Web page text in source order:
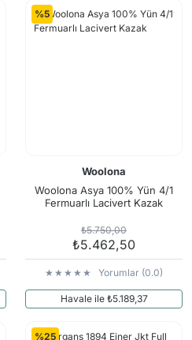
%5
Woolona
Woolona Asya 100% Yün 4/1
Fermuarlı Lacivert Kazak
₺5.750,00
₺5.462,50
Yorumlar (0.0)
Havale ile ₺5.189,37
%25